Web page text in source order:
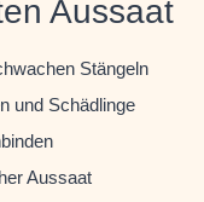
Aussaat
Stängeln
und Schädlinge
Aussaat